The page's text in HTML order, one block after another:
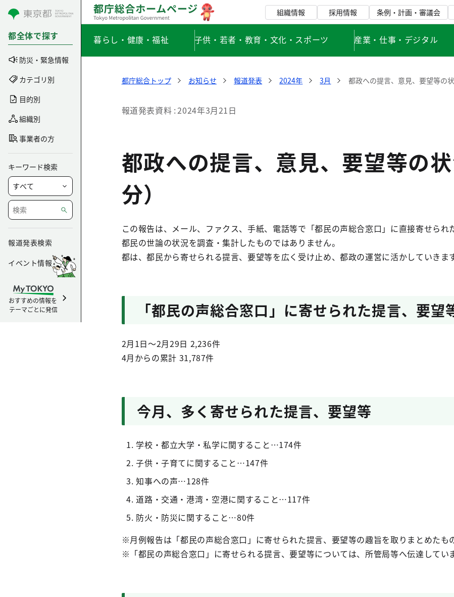
コンテンツにスキップ
都全体で探す
防災・緊急情報
カテゴリ別
目的別
組織別
事業者の方
キーワード検索
報道発表検索
イベント情報
おすすめの情報を
テーマごとに発信
組織情報 採用情報 条例・計画・審議会
暮らし・健康・福祉 子供・若者・教育・文化・スポーツ 産業・仕事・デジタル
都庁総合トップ お知らせ 報道発表 2024年 3月 都政への提言、意見、要望等の
報道発表資料 2024年3月21日
都政への提言、意見、要望等の
分）
この報告は、メール、ファクス、手紙、電話等で「都民の声総合窓口」に直接寄せられ
都民の世論の状況を調査・集計したものではありません。
都は、都民から寄せられる提言、要望等を広く受け止め、都政の運営に活かしていきます
「都民の声総合窓口」に寄せられた提言、要望
2月1日～2月29日 2,236件
4月からの累計 31,787件
今月、多く寄せられた提言、要望等
学校・都立大学・私学に関すること…174件
子供・子育てに関すること…147件
知事への声…128件
道路・交通・港湾・空港に関すること…117件
防火・防災に関すること…80件
※月例報告は「都民の声総合窓口」に寄せられた提言、要望等の趣旨を取りまとめたもの
※「都民の声総合窓口」に寄せられる提言、要望等については、所管局等へ伝達していま